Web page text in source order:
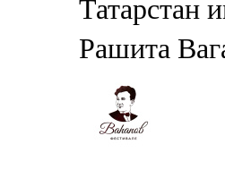
Татарстан
Рашита